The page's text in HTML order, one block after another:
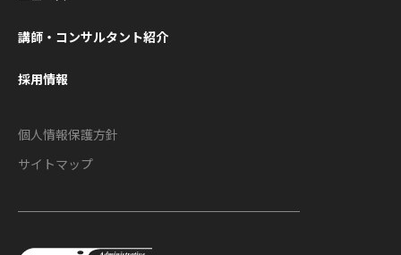
講師・コンサルタント紹介
採用情報
個人情報保護方針
サイトマップ